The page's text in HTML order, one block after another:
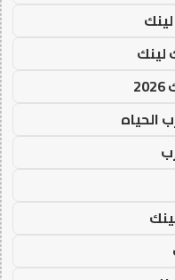
لينك
الحياه